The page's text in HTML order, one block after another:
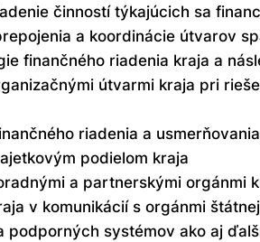
činností týkajúcich sa
a koordinácie útvarov
finančného riadenia kraja a
útvarmi kraja pri
riadenia a
podielom kraja
a partnerskými orgánmi
v komunikácií s orgánmi
podporných systémov ako aj